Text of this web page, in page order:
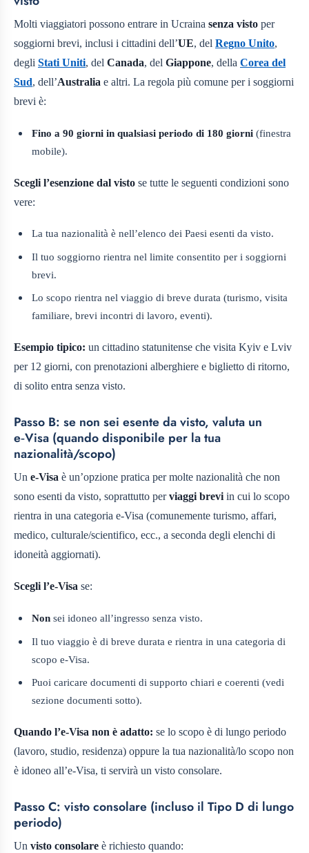
Molti viaggiatori possono entrare in Ucraina senza visto per
soggiorni brevi, inclusi i cittadini dell’UE, del Regno Unito,
degli Stati Uniti, del Canada, del Giappone, della Corea del
Sud, dell’Australia e altri. La regola più comune per i soggiorni
brevi è:
Fino a 90 giorni in qualsiasi periodo di 180 giorni (finestra
mobile).
Scegli l’esenzione dal visto se tutte le seguenti condizioni sono
vere:
La tua nazionalità è nell’elenco dei Paesi esenti da visto.
Il tuo soggiorno rientra nel limite consentito per i soggiorni
brevi.
Lo scopo rientra nel viaggio di breve durata (turismo, visita
familiare, brevi incontri di lavoro, eventi).
Esempio tipico: un cittadino statunitense che visita Kyiv e Lviv
per 12 giorni, con prenotazioni alberghiere e biglietto di ritorno,
di solito entra senza visto.
Passo B: se non sei esente da visto, valuta un
e‑Visa (quando disponibile per la tua
nazionalità/scopo)
Un e‑Visa è un’opzione pratica per molte nazionalità che non
sono esenti da visto, soprattutto perviaggi brevi in cui lo scopo
rientra in una categoria e‑Visa (comunemente turismo, affari,
medico, culturale/scientifico, ecc., a seconda degli elenchi di
idoneità aggiornati).
Scegli l’e‑Visa se:
Non sei idoneo all’ingresso senza visto.
Il tuo viaggio è di breve durata e rientra in una categoria di
scopo e‑Visa.
Puoi caricare documenti di supporto chiari e coerenti (vedi
sezione documenti sotto).
Quando l’e‑Visa non è adatto: se lo scopo è di lungo periodo
(lavoro, studio, residenza) oppure la tua nazionalità/lo scopo non
è idoneo all’e‑Visa, ti servirà un visto consolare.
Passo C: visto consolare (incluso il Tipo D di lungo
periodo)
Un visto consolare è richiesto quando: